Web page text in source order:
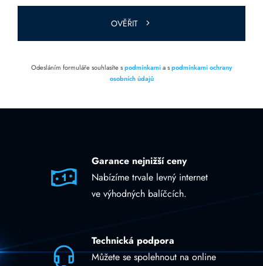
prázdné.
OVĚŘIT
Odesláním formuláře souhlasíte spodmínkamia spodmínkami ochrany
osobních údajů
Garance nejnižší ceny
Nabízíme trvale levný internet
ve výhodných balíčcích.
Technická podpora
Můžete se spolehnout na online